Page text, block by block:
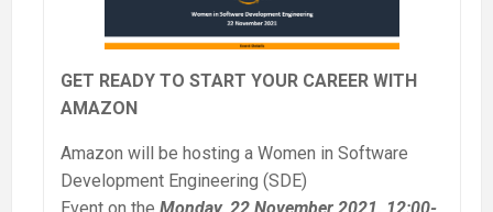
GET READY TO START YOUR CAREER WITH
AMAZON
Amazon will be hosting a Women in Software
Development Engineering (SDE)